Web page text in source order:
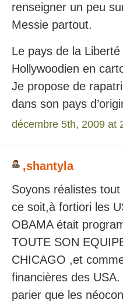
renseigner un peu
Messie partout.
Le pays de la Liberté
Hollywoodien en
Je propose de
dans son pays
décembre 5th, 2009 at
,shantyla
Soyons réalistes
ce soit,à fortiori les
OBAMA était
TOUTE SON
CHICAGO ,et
financières des
parier que les